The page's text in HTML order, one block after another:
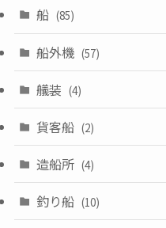
船 (85)
船外機 (57)
艤装 (4)
貨客船 (2)
造船所 (4)
釣り船 (10)